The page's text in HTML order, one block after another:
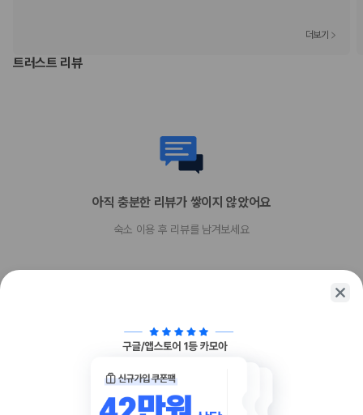
더보기
트러스트 리뷰
아직 충분한 리뷰가 쌓이지 않았어요
숙소 이용 후 리뷰를 남겨보세요
함께 가는 친구에게 정보를 공유해보세요